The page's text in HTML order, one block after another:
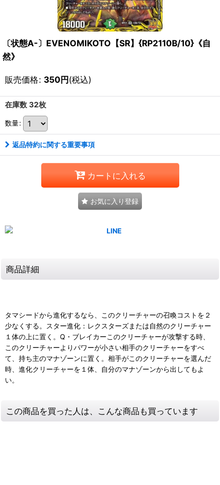
〔状態A-〕EVENOMIKOTO【SR】{RP2110B/10}《自
然》
販売価格: 350円(税込)
在庫数 32枚
数量:
返品特約に関する重要事項
カートに入れる
お気に入り登録
商品詳細
タマシードから進化するなら、このクリーチャーの召喚コストを２
少なくする。スター進化：レクスターズまたは自然のクリーチャー
１体の上に置く。Q・ブレイカーこのクリーチャーが攻撃する時、
このクリーチャーよりパワーが小さい相手のクリーチャーをすべ
て、持ち主のマナゾーンに置く。相手がこのクリーチャーを選んだ
時、進化クリーチャーを１体、自分のマナゾーンから出してもよ
い。
この商品を買った人は、こんな商品も買っています